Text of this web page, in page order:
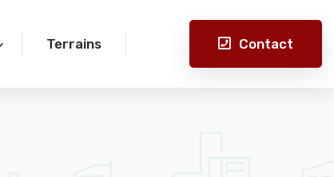
Terrains Contact